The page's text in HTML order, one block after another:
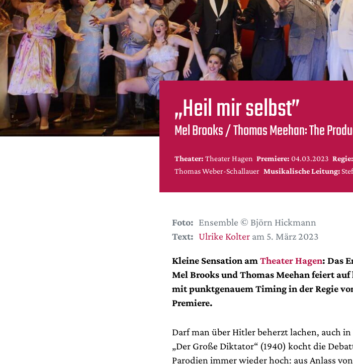
„Heil mir selbst”
Mel Brooks / Thomas Meehan: The
Theater: Theater Hagen Premiere: 04.03.2023 Regie:
Thomas Weber-Schallauer Musikalische Leitung:
Foto: Ensemble © Björn Hickmann
Text: Ulrike Kolteram 5. März 2023
Kleine Sensation am Theater Hagen: Das
Mel Brooks und Thomas Meehan feiert
mit punktgenauem Timing in der Regie
Premiere.
Darf man über Hitler beherzt lachen, auch
„Der Große Diktator“ (1940) kocht die
Parodien immer wieder hoch: aus Anlass